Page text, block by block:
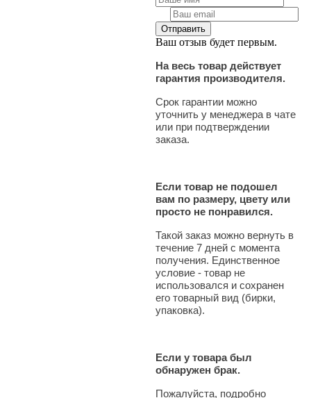
Ваш отзыв будет первым.
На весь товар действует
гарантия производителя.
Срок гарантии можно
уточнить у менеджера в чате
или при подтверждении
заказа.
Если товар не подошел
вам по размеру, цвету или
просто не понравился.
Такой заказ можно вернуть в
течение 7 дней с момента
получения. Единственное
условие - товар не
использовался и сохранен
его товарный вид (бирки,
упаковка).
Если у товара был
обнаружен брак.
Пожалуйста, подробно